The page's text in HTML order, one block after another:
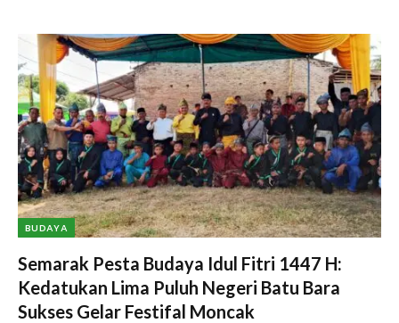
BUDAYA
Semarak Pesta Budaya Idul Fitri 1447 H:
Kedatukan Lima Puluh Negeri Batu Bara
Sukses Gelar Festifal Moncak